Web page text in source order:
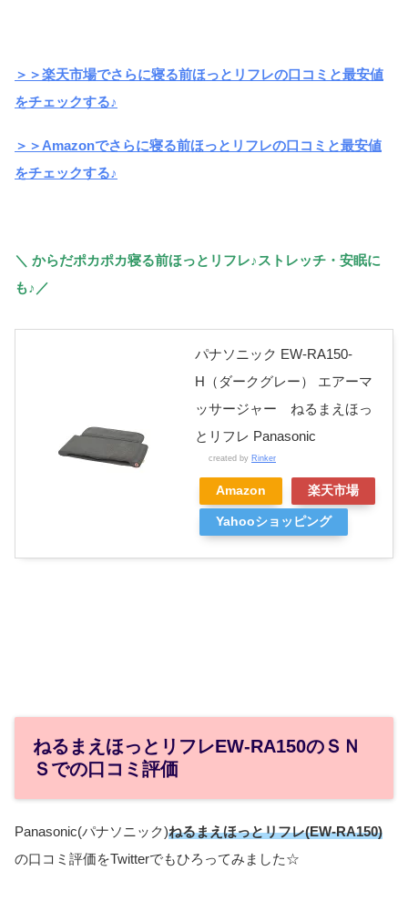
＞＞楽天市場でさらに寝る前ほっとリフレの口コミと最安値
をチェックする♪
＞＞Amazonでさらに寝る前ほっとリフレの口コミと最安値
をチェックする♪
＼ からだポカポカ寝る前ほっとリフレ♪ストレッチ・安眠に
も♪／
パナソニック EW-RA150-
H（ダークグレー） エアーマ
ッサージャー ねるまえほっ
とリフレ Panasonic
created by Rinker
Amazon 楽天市場
Yahooショッピング
ねるまえほっとリフレEW-RA150のＳＮ
Ｓでの口コミ評価
Panasonic(パナソニック)ねるまえほっとリフレ(EW-RA150)
の口コミ評価をTwitterでもひろってみました☆